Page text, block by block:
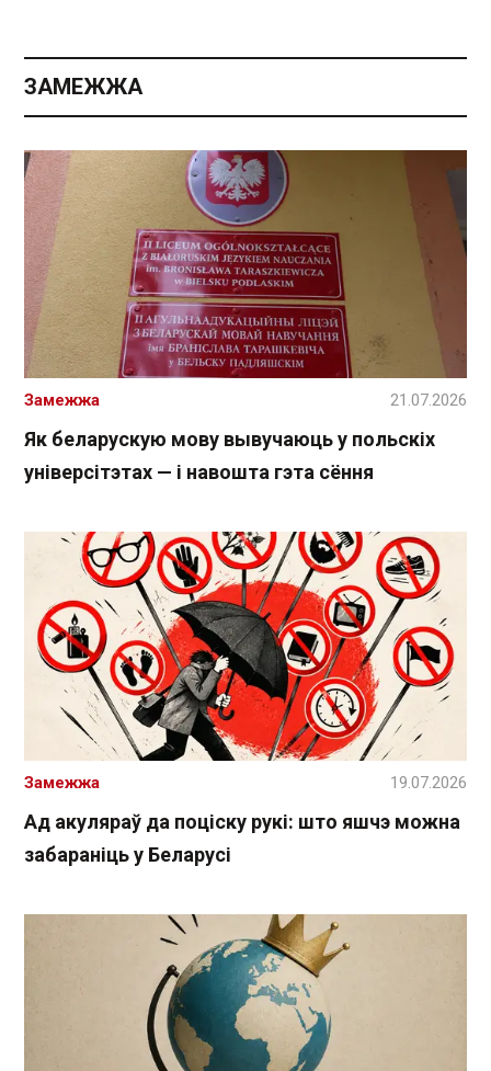
ЗАМЕЖЖА
Як беларускую мову вывучаюць у польскіх
універсітэтах — і навошта гэта сёння
Замежжа 21.07.2026
Ад акуляраў да поціску рукі: што яшчэ можна
забараніць у Беларусі
Замежжа 19.07.2026